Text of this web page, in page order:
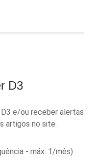
D3
e/ou receber alertas
artigos no site.
- máx. 1/mês)